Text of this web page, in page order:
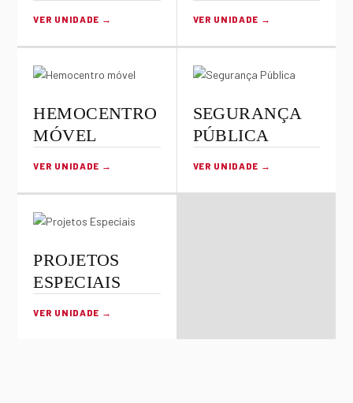
VER UNIDADE → VER UNIDADE →
HEMOCENTRO
MÓVEL
VER UNIDADE →
SEGURANÇA
PÚBLICA
VER UNIDADE →
PROJETOS
ESPECIAIS
VER UNIDADE →